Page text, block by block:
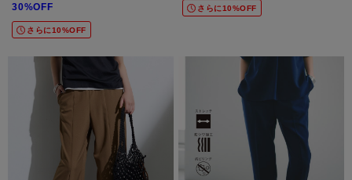
30%OFF
さらに10%OFF
さらに10%OFF